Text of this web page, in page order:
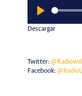
Descargar
Twitter:
Facebook: